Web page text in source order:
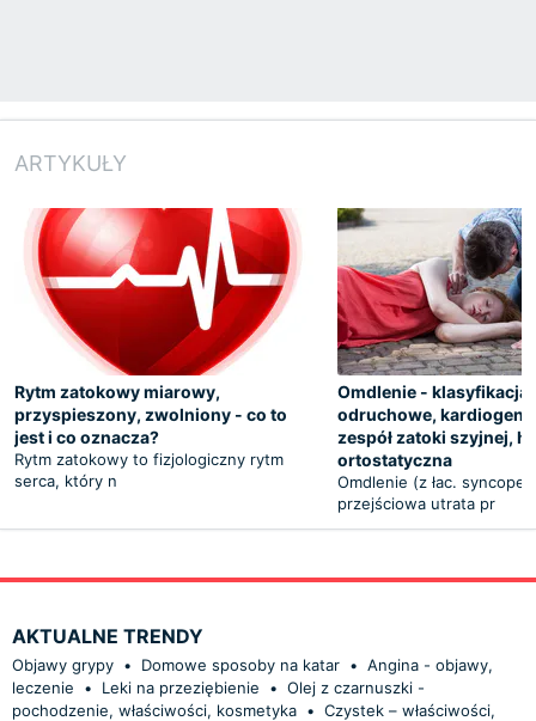
ARTYKUŁY
Rytm zatokowy miarowy,
przyspieszony, zwolniony - co to
jest i co oznacza?
Rytm zatokowy to fizjologiczny rytm
serca, który n
Omdlenie -
odruchowe,
zespół zatoki szyjnej,
ortostatyczna
Omdlenie (z łac.
przejściowa utrata pr
AKTUALNE TRENDY
Objawy grypy • Domowe sposoby na katar • Angina - objawy,
leczenie
• Leki na przeziębienie • Olej z czarnuszki -
pochodzenie, właściwości, kosmetyka • Czystek – właściwości,